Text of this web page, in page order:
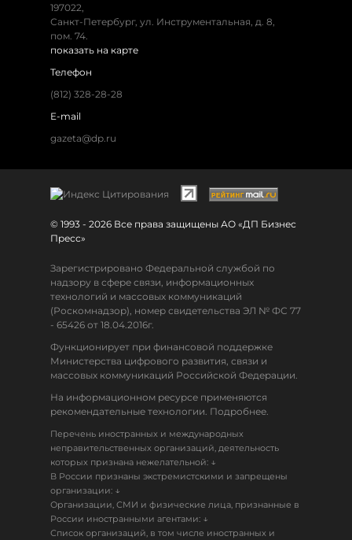
197022,
Санкт-Петербург, ул. Инструментальная, д. 8,
пом. 74.
показать на карте
Телефон
(812) 328-28-28
E-mail
gazeta@dp.ru
© 1993 - 2026 Все права защищены АО «ДП Бизнес
Пресс»
Зарегистрировано Федеральной службой по
надзору в сфере связи, информационных
технологий и массовых коммуникаций
(Роскомнадзор), номер свидетельства ЭЛ № ФС 77
- 65426 от 18.04.2016г.
Функционирует при финансовой поддержке
Министерства цифрового развития, связи и
массовых коммуникаций Российской Федерации.
На информационном ресурсе применяются
рекомендательные технологии. Подробнее.
Перечень иностранных и международных
неправительственных организаций, деятельность
которых признана нежелательной: ↓
В России признаны экстремистскими и запрещены
организации: ↓
Организации, СМИ и физические лица, признанные в
России иностранными агентами: ↓
Список организаций, в том числе иностранных и